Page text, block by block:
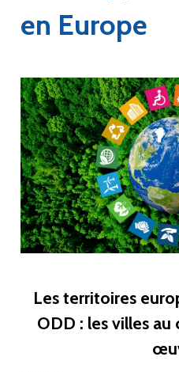
en Europe
Les territoires
ODD : les villes